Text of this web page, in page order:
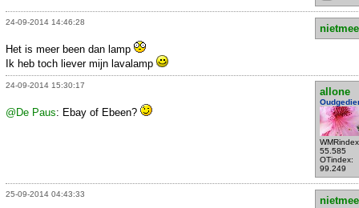
24-09-2014 14:46:28
Het is meer been dan lamp
Ik heb toch liever mijn lavalamp
24-09-2014 15:30:17
allone
55.585
OTindex:
99.249
@De Paus: Ebay of Ebeen?
25-09-2014 04:43:33